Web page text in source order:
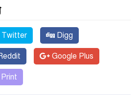
Twitter Digg
Google Plus
Print